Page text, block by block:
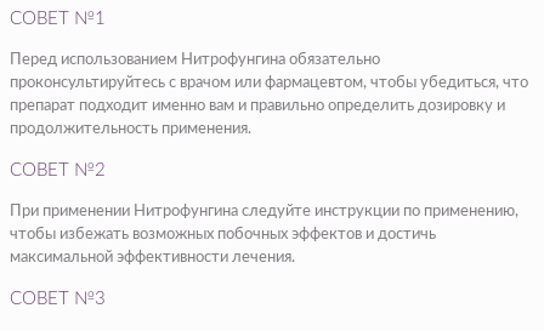
СОВЕТ №1
Перед использованием Нитрофунгина обязательно
проконсультируйтесь с врачом или фармацевтом, чтобы убедиться, что
препарат подходит именно вам и правильно определить дозировку и
продолжительность применения.
СОВЕТ №2
При применении Нитрофунгина следуйте инструкции по применению,
чтобы избежать возможных побочных эффектов и достичь
максимальной эффективности лечения.
СОВЕТ №3